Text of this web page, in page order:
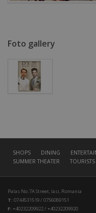
Foto gallery
SHOPS DINING
SUMMER THEATER
TOURISTS
Palas No.7A Street, Iasi, Romania
T: 0744531519 / 0756089151
F: +40232209922 / +40232209920